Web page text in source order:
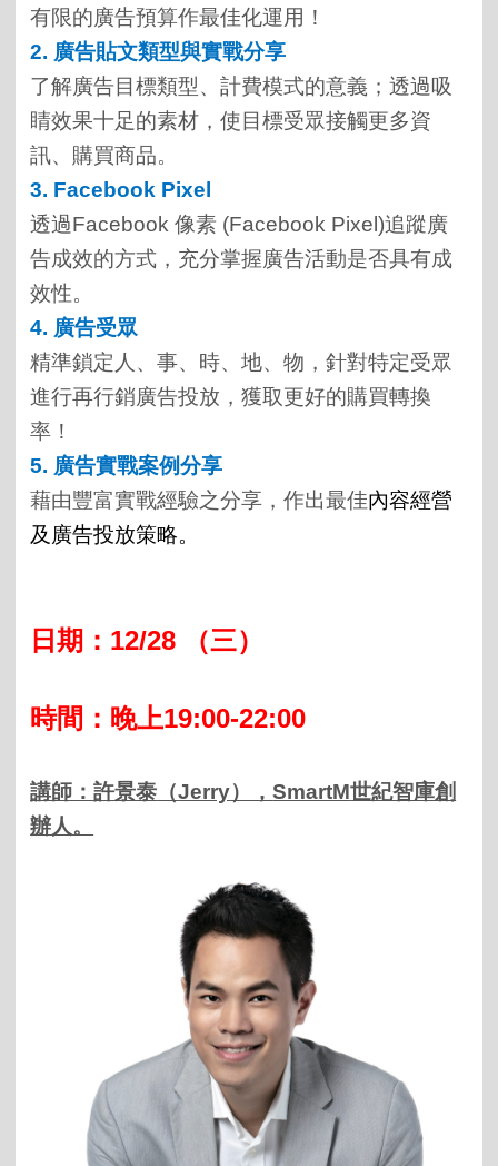
有限的廣告預算作最佳化運用！
2. 廣告貼文類型與實戰分享
了解廣告目標類型、計費模式的意義；透過吸
睛效果十足的素材，使目標受眾接觸更多資
訊、購買商品。
3. Facebook Pixel
透過Facebook 像素 (Facebook Pixel)追蹤廣
告成效的方式，充分掌握廣告活動是否具有成
效性。
4. 廣告受眾
精準鎖定人、事、時、地、物，針對特定受眾
進行再行銷廣告投放，獲取更好的購買轉換
率！
5. 廣告實戰案例分享
藉由豐富實戰經驗之分享，作出最佳內容經營
及廣告投放策略。
日期： 12/28 （三）
時間：晚上19:00-22:00
講師：許景泰 （Jerry），SmartM世紀智庫創
辦人。